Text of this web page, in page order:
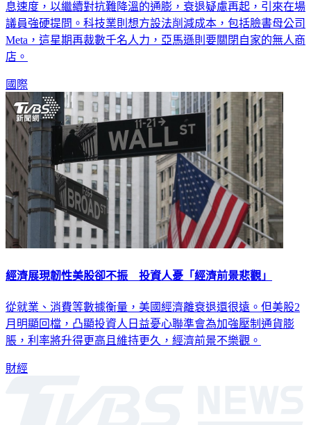
息速度，以繼續對抗難降溫的通膨，衰退疑慮再起，引來在場
議員強硬提問。科技業則想方設法削減成本，包括臉書母公司
Meta，這星期再裁數千名人力，亞馬遜則要關閉自家的無人商
店。
國際
經濟展現韌性美股卻不振 投資人憂「經濟前景悲觀」
從就業、消費等數據衡量，美國經濟離衰退還很遠。但美股2
月明顯回檔，凸顯投資人日益憂心聯準會為加強壓制通貨膨
脹，利率將升得更高且維持更久，經濟前景不樂觀。
財經